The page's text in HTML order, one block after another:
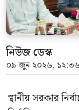
নিউজ ডেস্ক
০৯ জুন ২০২৬, ১২:৩৬
স্থানীয় সরকার